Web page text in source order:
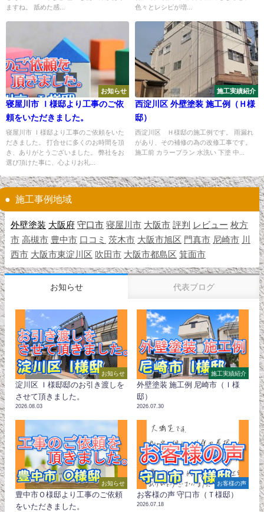
ますね。 舐めた感...
色々とレシピが増...
お知らせ
寝屋川市 Ｉ様邸より工事のご依
頼をいただきました。
寝屋川市 Ｉ様邸より工事のご依頼をいた
だきました。 打合せに多くのお時間を頂
き、ありがとうございました。 弊社をお
選び頂けた事に、心よりお礼...
施工実績紹介
西淀川区 外壁塗装 施工例（Ｈ様
邸）
西淀川区 Ｈ様邸の施工例です。 雨漏れ
があり、その補修の為の改修工事です。
施工前 カラープラン 水洗い 下塗 中...
施工事例地域
外壁塗装 大阪府 守口市 寝屋川市 大阪市 評判 レビュー 枚方
市 高槻市 豊中市 口コミ 茨木市 大阪市旭区 門真市 尼崎市 川
西市 大阪市東淀川区 吹田市 大阪市都島区 箕面市
お知らせ 代表ブログ
お知らせ
淀川区 Ｉ様邸邸のお引き渡しを
させて頂きました。
2026.08.03
施工実績紹介
外壁塗装 施工例 尼崎市（Ｉ様
邸）
2026.07.30
お知らせ
豊中市Ｏ様邸より工事のご依頼
をいただきました。
お客様の声
お客様の声 守口市（Ｔ様邸）
2026.07.18